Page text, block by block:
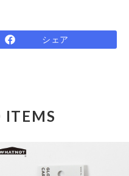
シェア
ITEMS